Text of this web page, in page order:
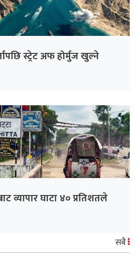
स्ट्रेट अफ होर्मुज खुल्ने
व्यापार घाटा ४० प्रतिशतले
सबै